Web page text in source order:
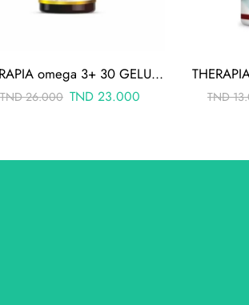
THERAPIA omega 3+ 30 GELULES
TND26.000 TND 23.000 TND